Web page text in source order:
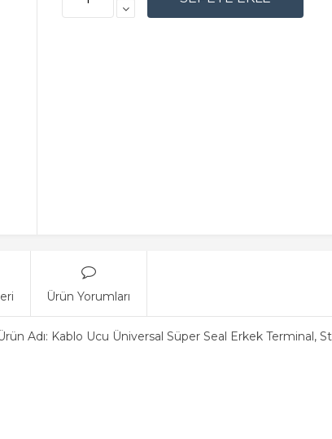
Ürün Yorumları
Adı: Kablo Ucu Üniversal Süper Seal Erkek Terminal,